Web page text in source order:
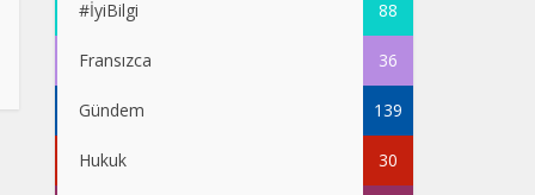
#İyiBilgi 88
Fransızca 36
Gündem 139
Hukuk 30